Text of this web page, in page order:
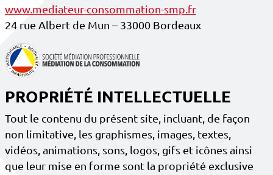
www.mediateur-consommation-smp.fr
24 rue Albert de Mun – 33000 Bordeaux
PROPRIÉTÉ INTELLECTUELLE
Tout le contenu du présent site, incluant, de façon
non limitative, les graphismes, images, textes,
vidéos, animations, sons, logos, gifs et icônes ainsi
que leur mise en forme sont la propriété exclusive